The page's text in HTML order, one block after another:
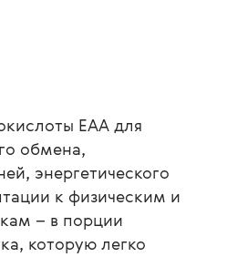
EAA для
обмена,
энергетического
к физическим и
– в порции
которую легко